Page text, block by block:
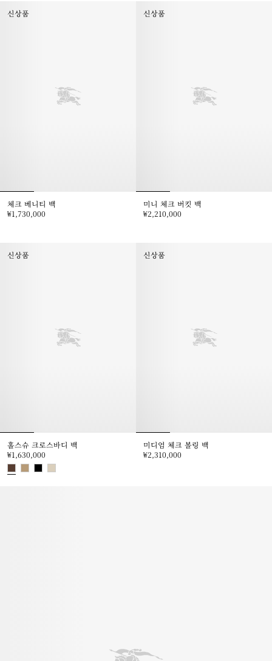
신상품
체크 베니티 백
₩1,730,000
신상품
미니 체크 버킷 백
₩2,210,000
신상품
홀스슈 크로스바디 백​
₩1,630,000
신상품
미디엄 체크 볼링 백
₩2,310,000